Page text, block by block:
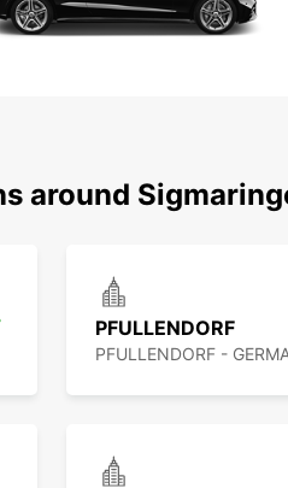
around
PFULLENDORF
PFULLENDORF -